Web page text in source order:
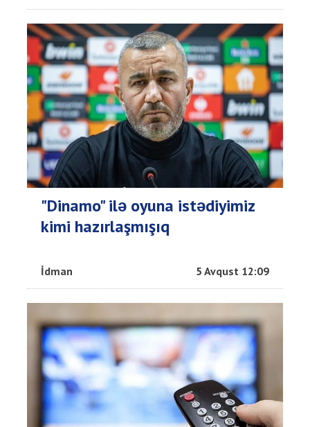
"Dinamo" ilə oyuna istədiyimiz
kimi hazırlaşmışıq
İdman 5 Avqust 12:09